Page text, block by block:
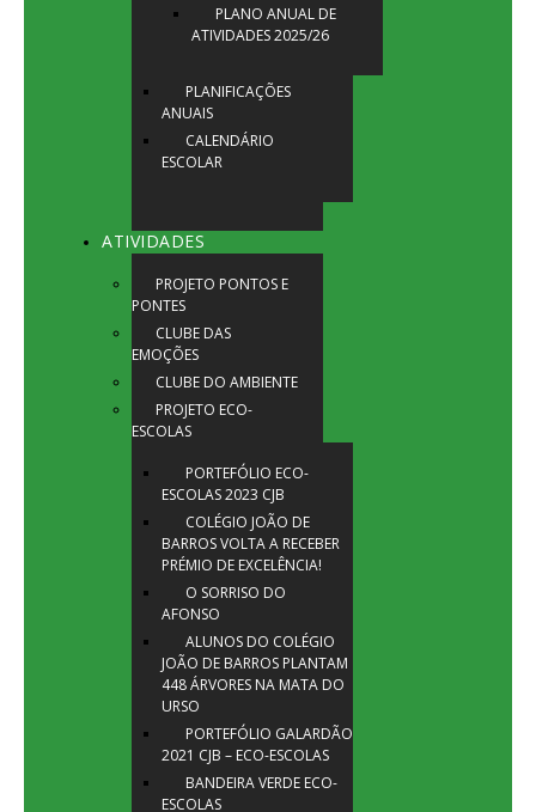
PLANO ANUAL DE
ATIVIDADES 2025/26
PLANIFICAÇÕES
ANUAIS
CALENDÁRIO
ESCOLAR
ATIVIDADES
PROJETO PONTOS E
PONTES
CLUBE DAS
EMOÇÕES
CLUBE DO AMBIENTE
PROJETO ECO-
ESCOLAS
PORTEFÓLIO ECO-
ESCOLAS 2023 CJB
COLÉGIO JOÃO DE
BARROS VOLTA A RECEBER
PRÉMIO DE EXCELÊNCIA!
O SORRISO DO
AFONSO
ALUNOS DO COLÉGIO
JOÃO DE BARROS PLANTAM
448 ÁRVORES NA MATA DO
URSO
PORTEFÓLIO GALARDÃO
2021 CJB – ECO-ESCOLAS
BANDEIRA VERDE ECO-
ESCOLAS